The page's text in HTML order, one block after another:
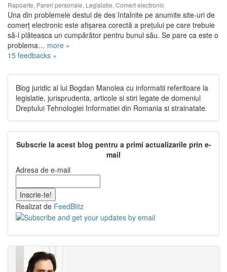
Rapoarte, Pareri personale, Legislatie, Comert electronic
Una din problemele destul de des întalnite pe anumite site-uri de
comerţ electronic este afişarea corectă a preţului pe care trebuie
să-l plăteasca un cumpărător pentru bunul său. Se pare ca este o
problema… more »
15 feedbacks »
Blog juridic al lui Bogdan Manolea cu informatii referitoare la
legislatie, jurisprudenta, articole si stiri legate de domeniul
Dreptului Tehnologiei Informatiei din Romania si strainatate.
Subscrie la acest blog pentru a primi actualizarile prin e-
mail
Adresa de e-mail
Realizat de FeedBlitz